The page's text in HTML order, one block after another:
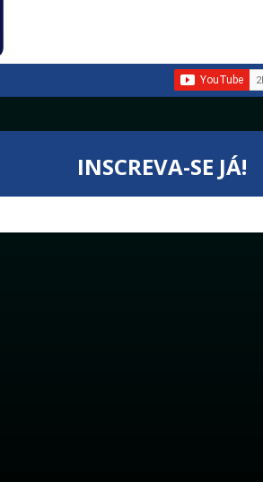
INSCREVA-SE JÁ!